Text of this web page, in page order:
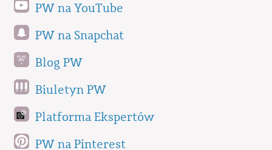
PW na YouTube
PW na Snapchat
Blog PW
Biuletyn PW
Platforma Ekspertów
PW na Pinterest